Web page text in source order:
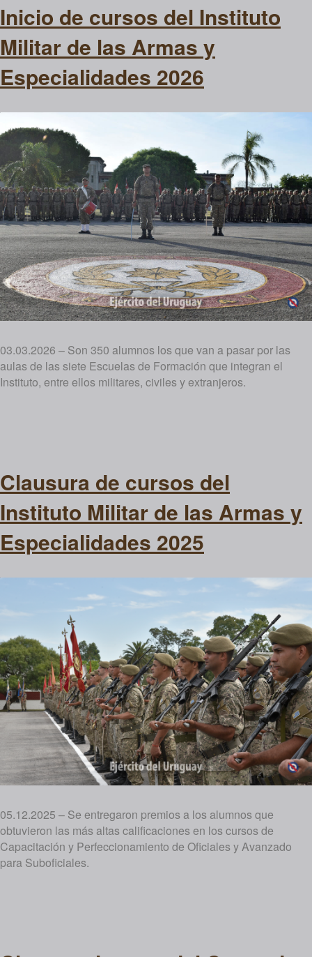
Inicio de cursos del Instituto
Militar de las Armas y
Especialidades 2026
03.03.2026 – Son 350 alumnos los que van a pasar por las
aulas de las siete Escuelas de Formación que integran el
Instituto, entre ellos militares, civiles y extranjeros.
Clausura de cursos del
Instituto Militar de las Armas y
Especialidades 2025
05.12.2025 – Se entregaron premios a los alumnos que
obtuvieron las más altas calificaciones en los cursos de
Capacitación y Perfeccionamiento de Oficiales y Avanzado
para Suboficiales.